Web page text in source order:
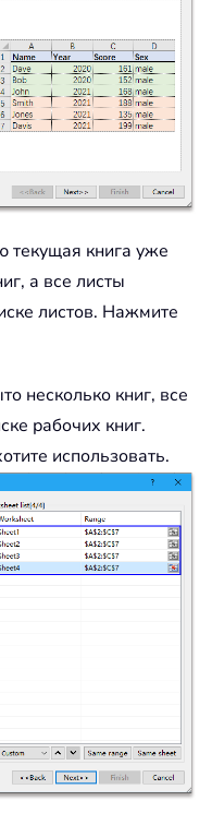
текущая книга уже
а все листы
листов. Нажмите
несколько книг, все
рабочих книг.
использовать.